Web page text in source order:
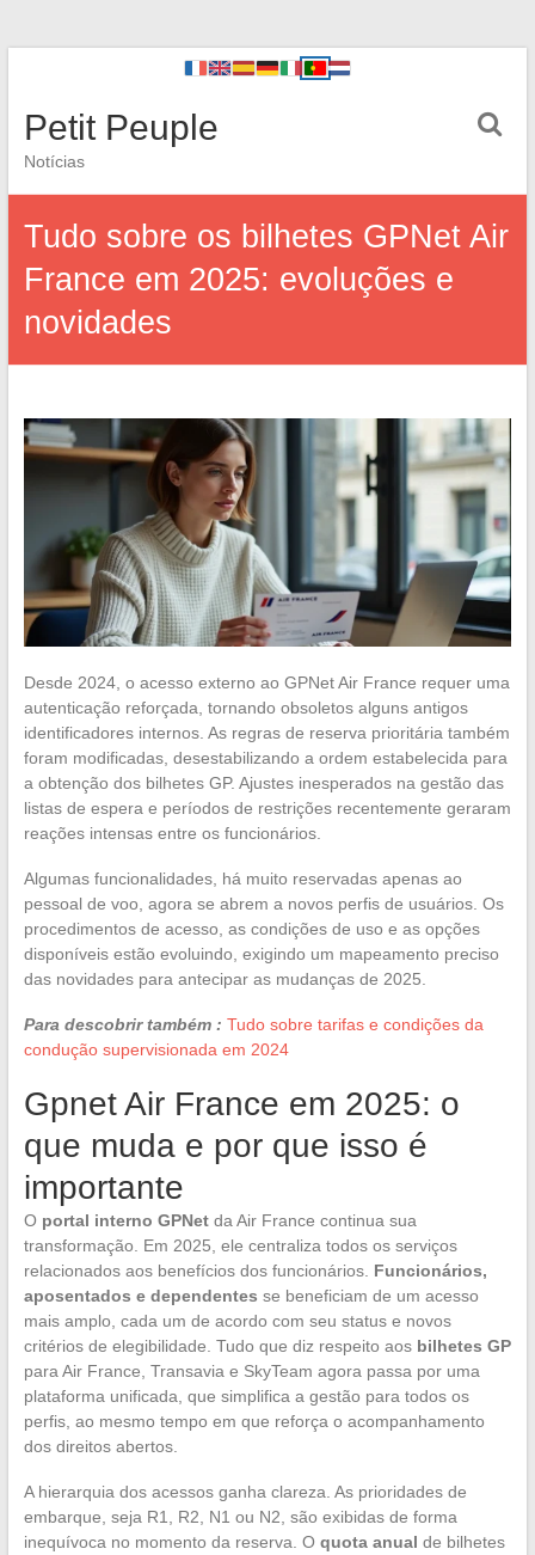
Petit Peuple
Notícias
Tudo sobre os bilhetes GPNet Air
France em 2025: evoluções e
novidades
Desde 2024, o acesso externo ao GPNet Air France requer uma
autenticação reforçada, tornando obsoletos alguns antigos
identificadores internos. As regras de reserva prioritária também
foram modificadas, desestabilizando a ordem estabelecida para
a obtenção dos bilhetes GP. Ajustes inesperados na gestão das
listas de espera e períodos de restrições recentemente geraram
reações intensas entre os funcionários.
Algumas funcionalidades, há muito reservadas apenas ao
pessoal de voo, agora se abrem a novos perfis de usuários. Os
procedimentos de acesso, as condições de uso e as opções
disponíveis estão evoluindo, exigindo um mapeamento preciso
das novidades para antecipar as mudanças de 2025.
Para descobrir também : Tudo sobre tarifas e condições da
condução supervisionada em 2024
Gpnet Air France em 2025: o
que muda e por que isso é
importante
O portal interno GPNetda Air France continua sua
transformação. Em 2025, ele centraliza todos os serviços
relacionados aos benefícios dos funcionários. Funcionários,
aposentados e dependentes se beneficiam de um acesso
mais amplo, cada um de acordo com seu status e novos
critérios de elegibilidade. Tudo que diz respeito aos bilhetes GP
para Air France, Transavia e SkyTeam agora passa por uma
plataforma unificada, que simplifica a gestão para todos os
perfis, ao mesmo tempo em que reforça o acompanhamento
dos direitos abertos.
A hierarquia dos acessos ganha clareza. As prioridades de
embarque, seja R1, R2, N1 ou N2, são exibidas de forma
inequívoca no momento da reserva. O quota anual de bilhetes